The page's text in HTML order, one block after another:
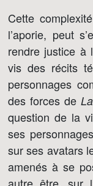
Cette
l’aporie, peut
rendre justice à
vis des récits
personnages
des forces de
question de la
ses
sur ses avatars
amenés à se